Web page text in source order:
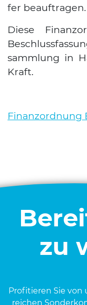
fer beauf­tra­gen.
Die­se
samm­lung in
Kraft.
Finanz­ord­nung
zu
Pro­fi­tie­ren Sie
rei­chen